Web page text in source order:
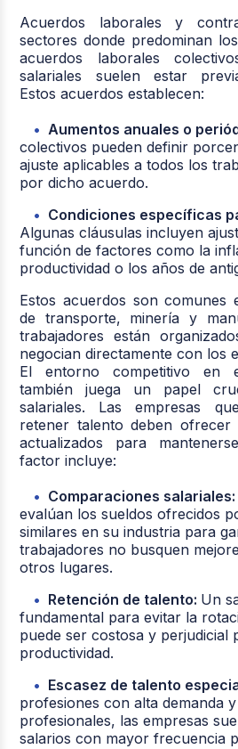
Acuerdos laborales y
sectores donde predominan
acuerdos laborales
salariales suelen estar
Estos acuerdos establecen:
Aumentos anuales o
colectivos pueden definir
ajuste aplicables a todos los
por dicho acuerdo.
Condiciones específicas
Algunas cláusulas incluyen
función de factores como la
productividad o los años de
Estos acuerdos son comunes
de transporte, minería y
trabajadores están
negocian directamente con los
El entorno competitivo en
también juega un papel
salariales. Las empresas
retener talento deben ofrecer
actualizados para
factor incluye:
Comparaciones salariales:
evalúan los sueldos ofrecidos
similares en su industria para
trabajadores no busquen
otros lugares.
Retención de talento: Un
fundamental para evitar la
puede ser costosa y perjudicial
productividad.
Escasez de talento
profesiones con alta demanda
profesionales, las empresas
salarios con mayor frecuencia